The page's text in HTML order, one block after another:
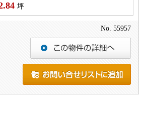
坪
No. 55957